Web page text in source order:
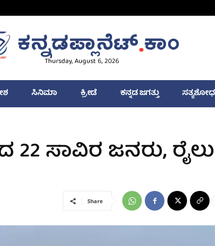
Thursday, August 6, 2026
ಸಿನಿಮಾ ಕ್ರೀಡೆ ಕನ್ನಡ ಜಗತ್ತು ಸತ್ಯಶೋಧ
22 ಸಾವಿರ ಜನರು, ರೈಲು
Share